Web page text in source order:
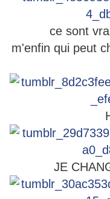
ce sont
m'enfin qui peut
JE